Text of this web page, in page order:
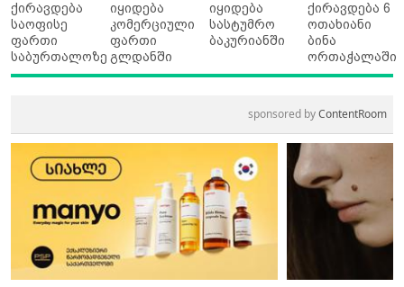
ქირავდება
საოფისე
ფართი
საბურთალოზე
იყიდება
კომერციული
ფართი
გლდანში
იყიდება
სასტუმრო
ბაკურიანში
ქირავდება 6
ოთახიანი
ბინა
ორთაჭალაში
sponsored byContentRoom